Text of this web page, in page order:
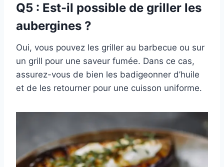
Q5 : Est-il possible de griller les
aubergines ?
Oui, vous pouvez les griller au barbecue ou sur
un grill pour une saveur fumée. Dans ce cas,
assurez-vous de bien les badigeonner d’huile
et de les retourner pour une cuisson uniforme.